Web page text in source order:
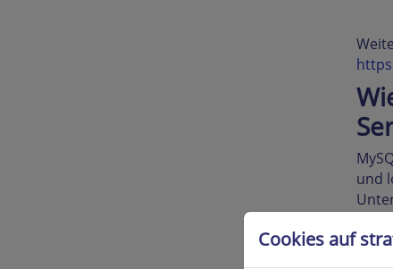
und
Cookies auf